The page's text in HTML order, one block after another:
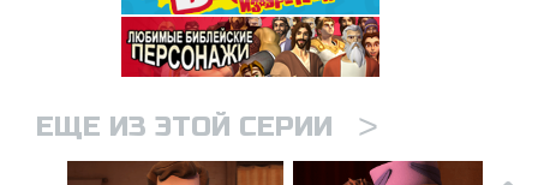
ЕЩЕ ИЗ ЭТОЙ СЕРИИ >